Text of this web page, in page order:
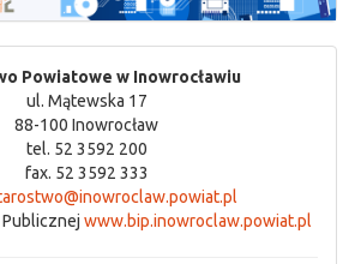
Powiatowe w Inowrocławiu
ul. Mątewska 17
88-100 Inowrocław
tel. 52 3592 200
fax. 52 3592 333
www.bip.inowroclaw.powiat.pl